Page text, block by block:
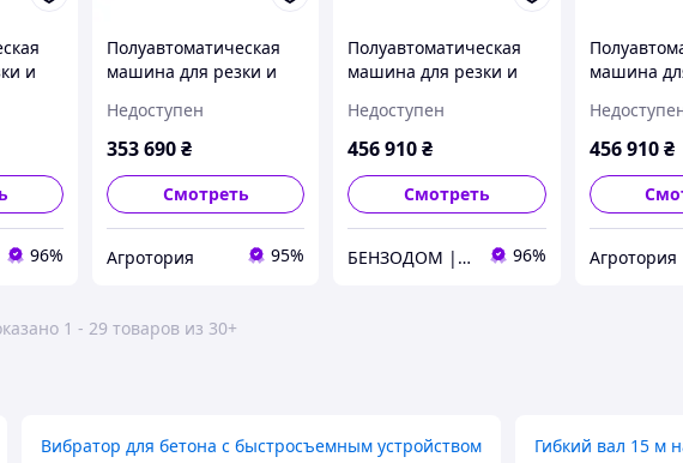
и
96%
Полуавтоматическая
машина для резки и
SSA 400E
Недоступен
353 690₴
Смотреть
Агротория 95%
Полуавтоматическая
машина для резки и
SSA500ZH-PRO,
гидравлический
Недоступен
456 910₴
Смотреть
БЕНЗОДОМ | садовая техника и электроинструмент 96%
машина
SSA500ZH-
456 910 ₴
Агротория
1 - 29 товаров из 30+
Вибратор для бетона с быстросъемным устройством Гибкий вал 15 м